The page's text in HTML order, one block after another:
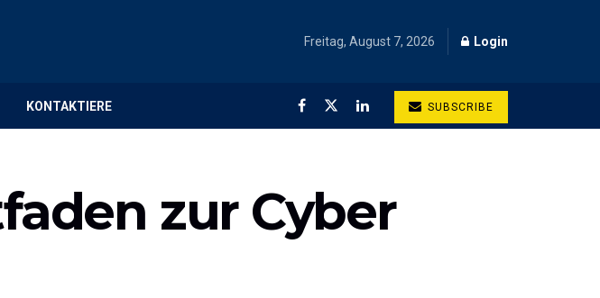
Freitag, August 7, 2026 Login
KONTAKTIERE SUBSCRIBE
zur Cyber